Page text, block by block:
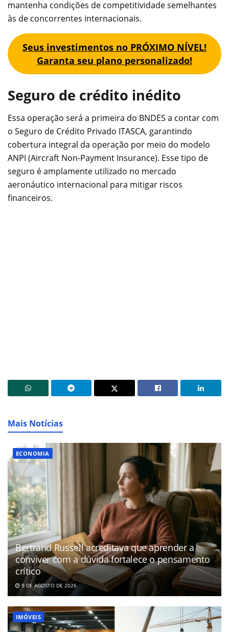
mantenha condições de competitividade semelhantes
às de concorrentes internacionais.
Seus investimentos no PRÓXIMO NÍVEL!
Garanta seu plano personalizado!
Seguro de crédito inédito
Essa operação será a primeira do BNDES a contar com
o Seguro de Crédito Privado ITASCA, garantindo
cobertura integral da operação por meio do modelo
ANPI (Aircraft Non-Payment Insurance). Esse tipo de
seguro é amplamente utilizado no mercado
aeronáutico internacional para mitigar riscos
financeiros.
Mais Notícias
ECONOMIA
Bertrand Russell acreditava que aprender a
conviver com a dúvida fortalece o pensamento
crítico
9 DE AGOSTO DE 2026
IMÓVEIS